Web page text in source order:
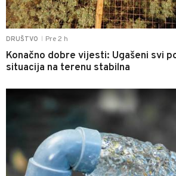
DRUŠTVO Pre 2 h
Konačno dobre vijesti: Ugašeni svi
situacija na terenu stabilna